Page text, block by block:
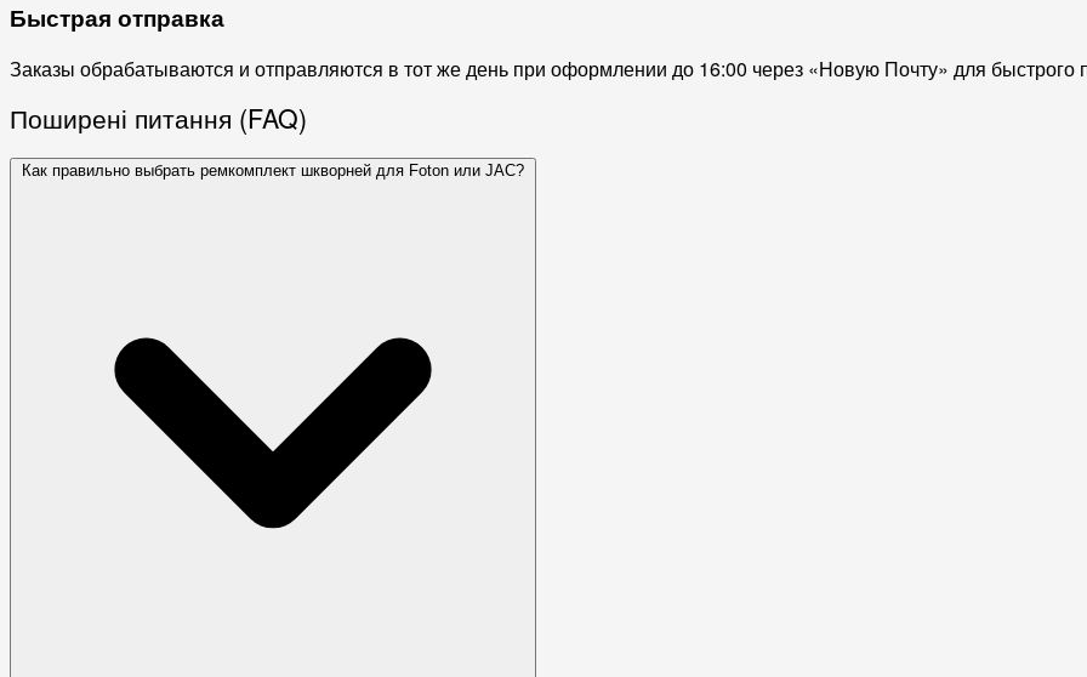
Быстрая отправка
Заказы обрабатываются и отправляются в тот же день при оформлении до 16:00 через «Новую Почту» для быстрого
Поширені питання (FAQ)
Как правильно выбрать ремкомплект шкворней для Foton или JAC?